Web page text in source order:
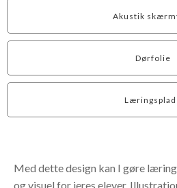
Akustik
Dørfolie
Med dette design kan I gøre
og visuel for jeres elever.